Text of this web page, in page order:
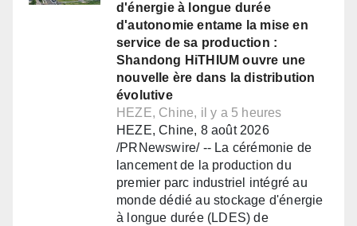
d'énergie à longue durée
d'autonomie entame la mise en
service de sa production :
Shandong HiTHIUM ouvre une
nouvelle ère dans la distribution
évolutive
HEZE, Chine, il y a 5 heures
HEZE, Chine, 8 août 2026
/PRNewswire/ -- La cérémonie de
lancement de la production du
premier parc industriel intégré au
monde dédié au stockage d'énergie
à longue durée (LDES) de